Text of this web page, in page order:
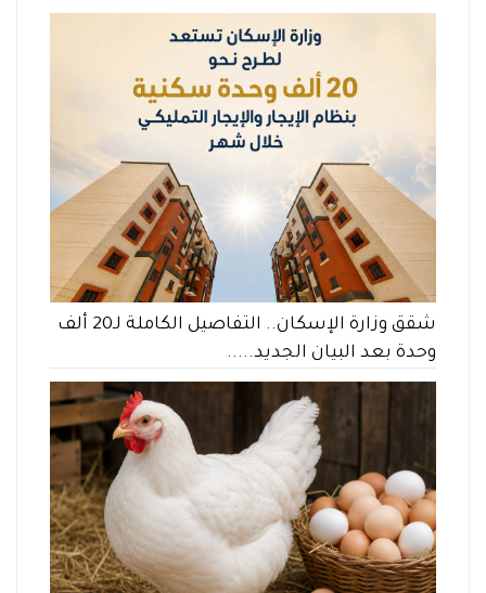
شقق وزارة الإسكان.. التفاصيل الكاملة لـ20 ألف
وحدة بعد البيان الجديد.....